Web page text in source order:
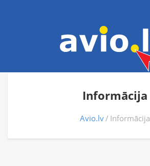
Informācija
Avio.lv Informācija